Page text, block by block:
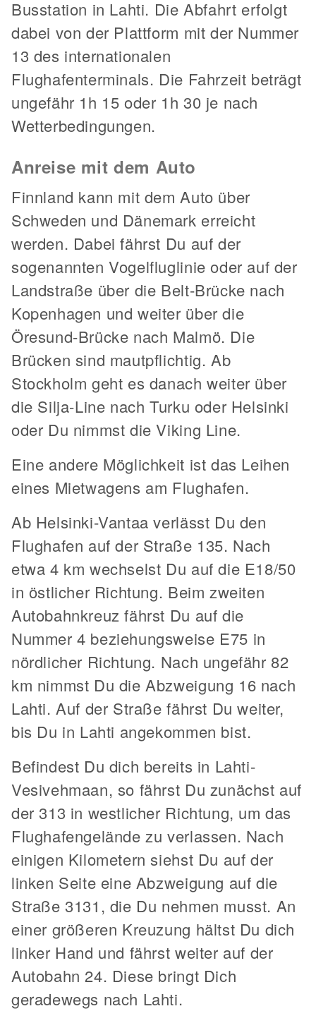
Busstation in Lahti. Die Abfahrt erfolgt
dabei von der Plattform mit der Nummer
13 des internationalen
Flughafenterminals. Die Fahrzeit beträgt
ungefähr 1h 15 oder 1h 30 je nach
Wetterbedingungen.
Anreise mit dem Auto
Finnland kann mit dem Auto über
Schweden und Dänemark erreicht
werden. Dabei fährst Du auf der
sogenannten Vogelfluglinie oder auf der
Landstraße über die Belt-Brücke nach
Kopenhagen und weiter über die
Öresund-Brücke nach Malmö. Die
Brücken sind mautpflichtig. Ab
Stockholm geht es danach weiter über
die Silja-Line nach Turku oder Helsinki
oder Du nimmst die Viking Line.
Eine andere Möglichkeit ist das Leihen
eines Mietwagens am Flughafen.
Ab Helsinki-Vantaa verlässt Du den
Flughafen auf der Straße 135. Nach
etwa 4 km wechselst Du auf die E18/50
in östlicher Richtung. Beim zweiten
Autobahnkreuz fährst Du auf die
Nummer 4 beziehungsweise E75 in
nördlicher Richtung. Nach ungefähr 82
km nimmst Du die Abzweigung 16 nach
Lahti. Auf der Straße fährst Du weiter,
bis Du in Lahti angekommen bist.
Befindest Du dich bereits in Lahti-
Vesivehmaan, so fährst Du zunächst auf
der 313 in westlicher Richtung, um das
Flughafengelände zu verlassen. Nach
einigen Kilometern siehst Du auf der
linken Seite eine Abzweigung auf die
Straße 3131, die Du nehmen musst. An
einer größeren Kreuzung hältst Du dich
linker Hand und fährst weiter auf der
Autobahn 24. Diese bringt Dich
geradewegs nach Lahti.